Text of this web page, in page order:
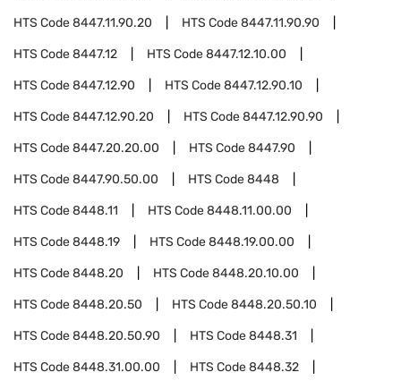
HTS Code8447.11.90.20 HTS Code8447.11.90.90
HTS Code8447.12 HTS Code8447.12.10.00
HTS Code8447.12.90 HTS Code8447.12.90.10
HTS Code8447.12.90.20 HTS Code8447.12.90.90
HTS Code8447.20.20.00 HTS Code8447.90
HTS Code8447.90.50.00 HTS Code8448
HTS Code8448.11 HTS Code8448.11.00.00
HTS Code8448.19 HTS Code8448.19.00.00
HTS Code8448.20 HTS Code8448.20.10.00
HTS Code8448.20.50 HTS Code8448.20.50.10
HTS Code8448.20.50.90 HTS Code8448.31
HTS Code8448.31.00.00 HTS Code8448.32